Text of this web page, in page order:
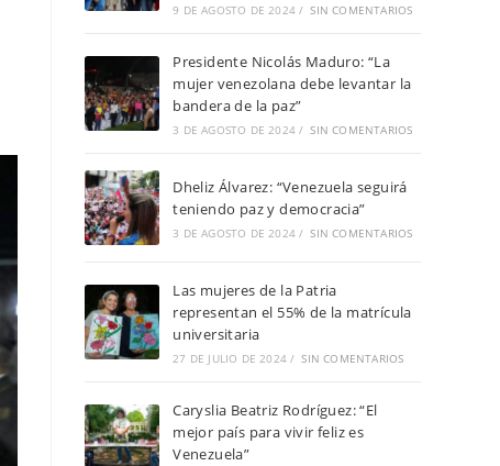
9 DE AGOSTO DE 2024 / SIN COMENTARIOS
Presidente Nicolás Maduro: “La
mujer venezolana debe levantar la
bandera de la paz”
3 DE AGOSTO DE 2024 / SIN COMENTARIOS
Dheliz Álvarez: “Venezuela seguirá
teniendo paz y democracia”
3 DE AGOSTO DE 2024 / SIN COMENTARIOS
Las mujeres de la Patria
representan el 55% de la matrícula
universitaria
27 DE JULIO DE 2024 / SIN COMENTARIOS
Caryslia Beatriz Rodríguez: “El
mejor país para vivir feliz es
Venezuela”